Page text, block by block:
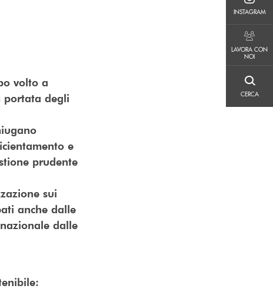
INSTAGRAM
LAVORA CON
NOI
CERCA
volto a
portata degli
e
prudente
sui
anche dalle
dalle